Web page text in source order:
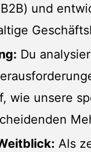
und
Du
wie unsere
Als